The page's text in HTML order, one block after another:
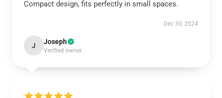
Compact design, fits perfectly in small spaces.
Dec 30, 2024
J Joseph
Verified owner